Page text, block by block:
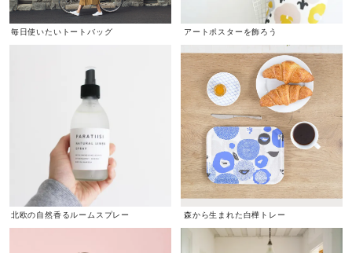
毎日使いたいトートバッグ アートポスターを飾ろう
北欧の自然香るルームスプレー 森から生まれた白樺トレー